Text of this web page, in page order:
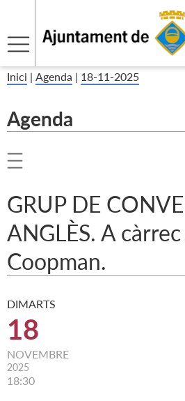
Inici | Agenda | 18-11-2025
Agenda
GRUP DE
ANGLÈS. A
Coopman.
DIMARTS
18
NOVEMBRE
2025
18:30